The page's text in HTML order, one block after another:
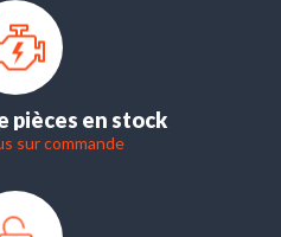
pièces en stock
sur commande